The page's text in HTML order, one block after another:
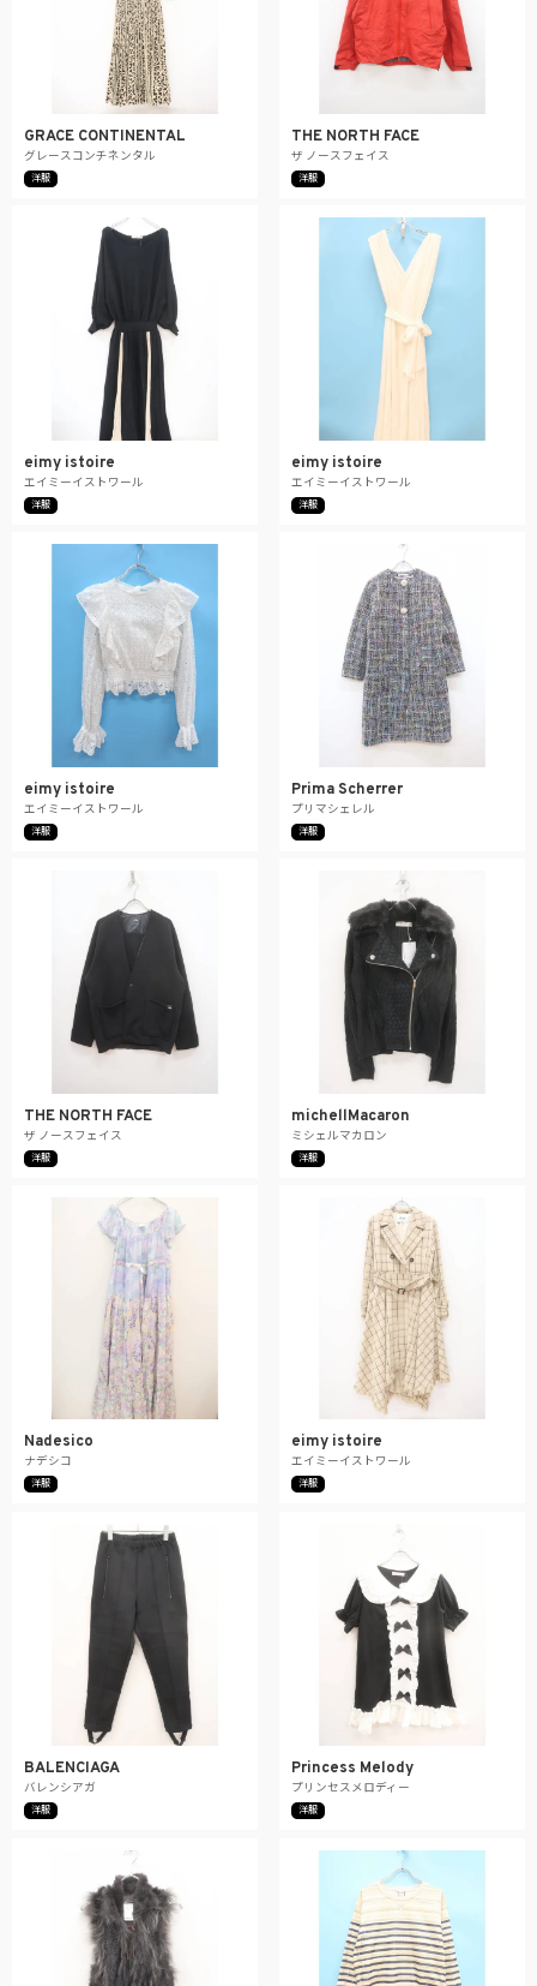
GRACE CONTINENTAL
グレースコンチネンタル
洋服
THE NORTH FACE
ザ ノースフェイス
洋服
eimy istoire
エイミーイストワール
洋服
eimy istoire
エイミーイストワール
洋服
eimy istoire
エイミーイストワール
洋服
Prima Scherrer
プリマシェレル
洋服
THE NORTH FACE
ザ ノースフェイス
洋服
michellMacaron
ミシェルマカロン
洋服
Nadesico
ナデシコ
洋服
eimy istoire
エイミーイストワール
洋服
BALENCIAGA
バレンシアガ
洋服
Princess Melody
プリンセスメロディー
洋服